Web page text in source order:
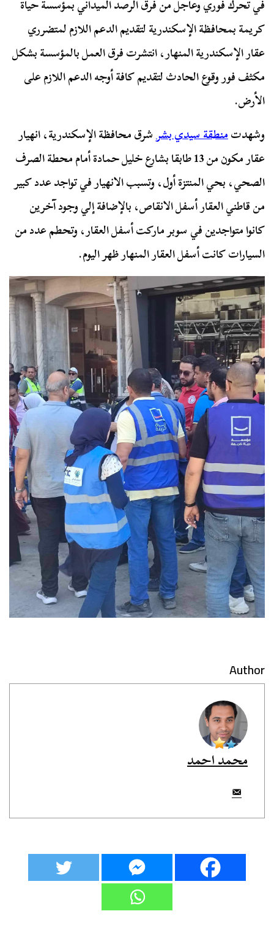
في تحرك فوري وعاجل من فرق الرصد الميداني بمؤسسة حياة
كريمة بمحافظة الإسكندرية لتقديم الدعم اللازم لمتضرري
عقار الإسكندرية المنهار، انتشرت فرق العمل بالمؤسسة بشكل
مكثف فور وقوع الحادث لتقديم كافة أوجه الدعم اللازم على
الأرض.
وشهدتمنطقة سيدي بشرشرق محافظة الإسكندرية، انهيار
عقار مكون من 13 طابقا بشارع خليل حمادة أمام محطة الصرف
الصحي، بحي المنتزة أول، وتسبب الانهيار في تواجد عدد كبير
من قاطني العقار أسفل الانقاص، بالإضافة إلي وجود آخرين
كانوا متواجدين في سوبر ماركت أسفل العقار، وتحطم عدد من
السيارات كانت أسفل العقار المنهار ظهر اليوم.
Author
محمد احمد